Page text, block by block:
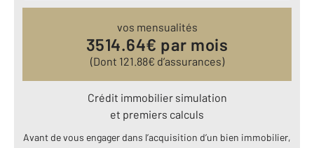
vos mensualités
3514.64€ par mois
(Dont 121.88€ d’assurances)
Crédit immobilier simulation
et premiers calculs
Avant de vous engager dans l’acquisition d’un bien immobilier,